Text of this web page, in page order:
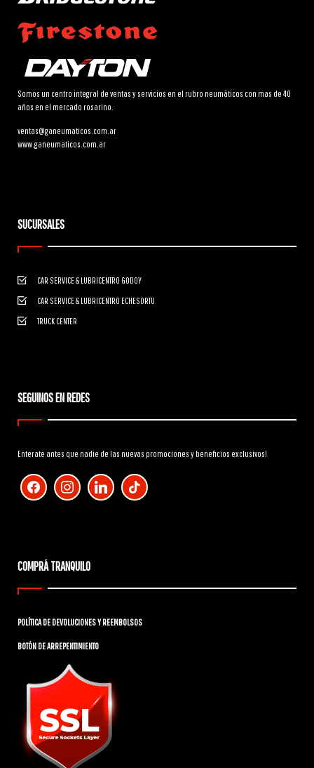
Somos un centro integral de ventas y servicios en el rubro neumáticos con mas de 40
años en el mercado rosarino.
ventas@ganeumaticos.com.ar
www.ganeumaticos.com.ar
SUCURSALES
CAR SERVICE & LUBRICENTRO GODOY
CAR SERVICE & LUBRICENTRO ECHESORTU
TRUCK CENTER
SEGUINOS EN REDES
Enterate antes que nadie de las nuevas promociones y beneficios exclusivos!
facebook instagram linkedin tiktok
COMPRÁ TRANQUILO
POLÍTICA DE DEVOLUCIONES Y REEMBOLSOS
BOTÓN DE ARREPENTIMIENTO